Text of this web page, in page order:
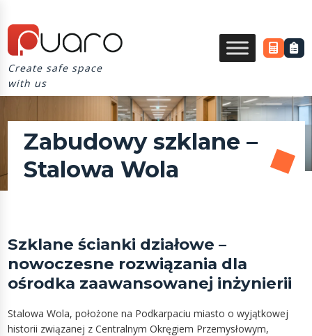
Create safe space
with us
Zabudowy szklane –
Stalowa Wola
Szklane ścianki działowe –
nowoczesne rozwiązania dla
ośrodka zaawansowanej inżynierii
Stalowa Wola, położone na Podkarpaciu miasto o wyjątkowej
historii związanej z Centralnym Okręgiem Przemysłowym,